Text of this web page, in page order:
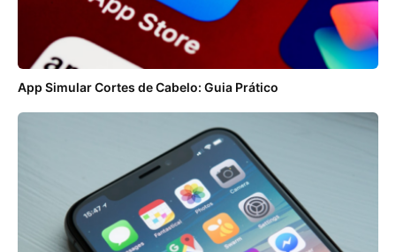
App Simular Cortes de Cabelo: Guia Prático